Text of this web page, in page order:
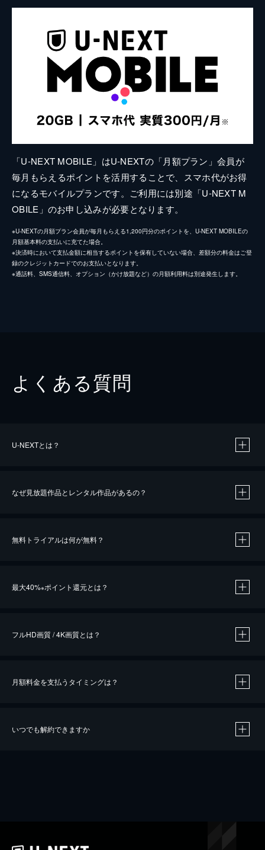
「U-NEXT MOBILE」はU-NEXTの「月額プラン」会員が
毎月もらえるポイントを活用することで、スマホ代がお得
になるモバイルプランです。ご利用には別途「U-NEXT M
OBILE」のお申し込みが必要となります。
※U-NEXTの月額プラン会員が毎月もらえる1,200円分のポイントを、U-NEXT MOBILEの
月額基本料の支払いに充てた場合。
※決済時において支払金額に相当するポイントを保有していない場合、差額分の料金はご登
録のクレジットカードでのお支払いとなります。
※通話料、SMS通信料、オプション（かけ放題など）の月額利用料は別途発生します。
よくある質問
U-NEXTとは？
なぜ見放題作品とレンタル作品があるの？
無料トライアルは何が無料？
最大40%※ポイント還元とは？
※40％ポイント還元の対象は、クレジットカード決済による作品の購入 / レンタルです。
iOSアプリのUコイン決済による作品の購入 / レンタルは、20％のポイント還元です。
フルHD画質 / 4K画質とは？
月額料金を支払うタイミングは？
いつでも解約できますか